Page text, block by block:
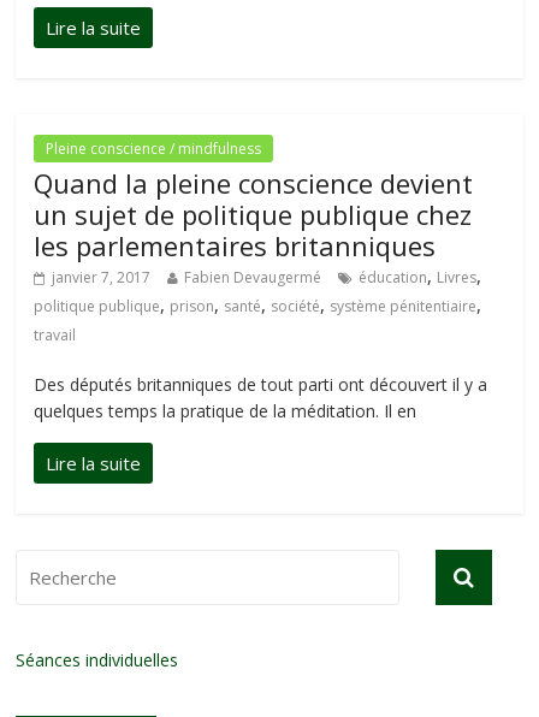
Pleine conscience / mindfulness
Quand la pleine conscience devient
un sujet de politique publique chez
les parlementaires britanniques
janvier 7, 2017 Fabien Devaugermé éducation, Livres,
politique publique, prison, santé, société, système pénitentiaire,
travail
Des députés britanniques de tout parti ont découvert il y a
quelques temps la pratique de la méditation. Il en
Séances individuelles